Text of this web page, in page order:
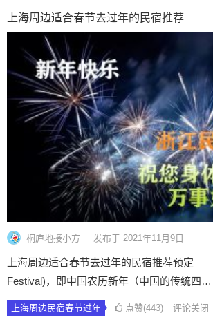
上海周边适合春节去过年的民宿推荐
桐庐地接小方 发布于 2021年11月9日
上海周边适合春节去过年的民宿推荐预
Festival)，即中国农历新年（中国的传统四…
上海周边民宿春节过年 点赞(443) 评论关闭